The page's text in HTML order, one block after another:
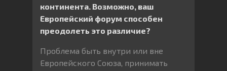
континента. Возможно, ваш
Европейский форум способен
преодолеть это различие?
Проблема быть внутри или вне
Европейского Союза, принимать